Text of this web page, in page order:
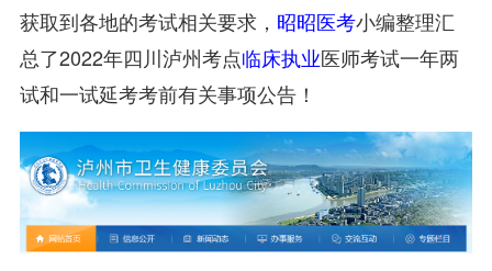
获取到各地的考试相关要求， 昭昭医考小编整理汇
总了2022年四川泸州考点临床执业医师考试一年两
试和一试延考考前有关事项公告！